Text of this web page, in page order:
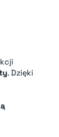
. Dzięki